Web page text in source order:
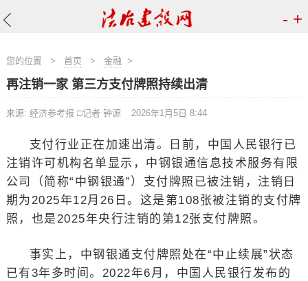
- +
您的位置 > 首页 > 金融 >
再注销一家 第三方支付牌照持续出清
来源: 经济参考报 □记者 钟源 2026年1月5日 8:44
支付行业正在加速出清。日前，中国人民银行已
注销许可机构名单显示，中钢银通信息技术服务有限
公司（简称“中钢银通”）支付牌照已被注销，注销日
期为2025年12月26日。这是第108张被注销的支付牌
照，也是2025年央行注销的第12张支付牌照。
事实上，中钢银通支付牌照处在“中止续展”状态
已有3年多时间。2022年6月，中国人民银行发布的